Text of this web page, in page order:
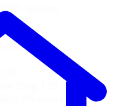
sparen)
1,49
1,69
0,99
350g 1,59
Produkte